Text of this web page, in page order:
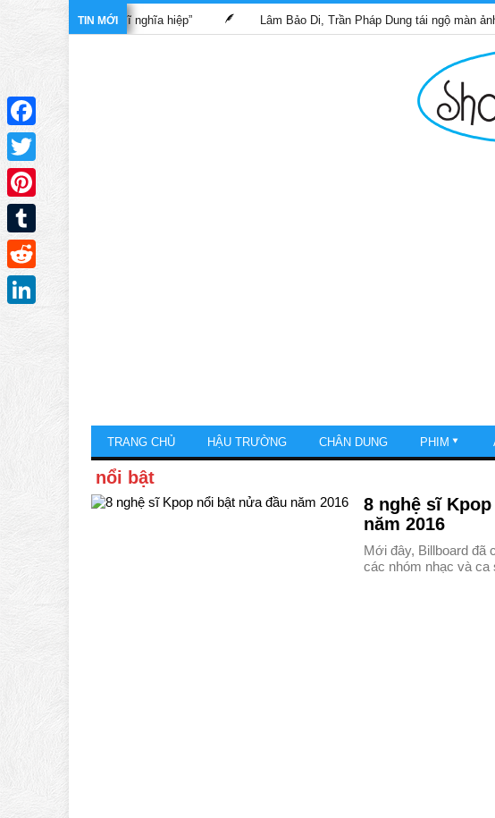
TIN MỚI
phim “Bác sĩ nghĩa hiệp” Lâm Bảo Di, Trần Pháp Dung tái ngộ màn ảnh nhỏ
TRANG CHỦ HẬU TRƯỜNG CHÂN DUNG PHIM
nổi bật
8 nghệ sĩ
năm 2016
Mới đây, Billboard đã
các nhóm nhạc và
Facebook
Twitter
Pinterest
Tumblr
Reddit